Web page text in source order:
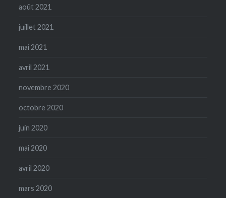
août 2021
juillet 2021
mai 2021
avril 2021
novembre 2020
octobre 2020
juin 2020
mai 2020
avril 2020
mars 2020